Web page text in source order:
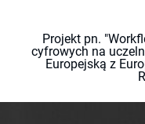
Projekt pn.
cyfrowych na
Europejską z